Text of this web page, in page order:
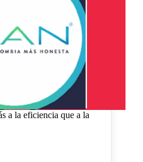
a la eficiencia que a la